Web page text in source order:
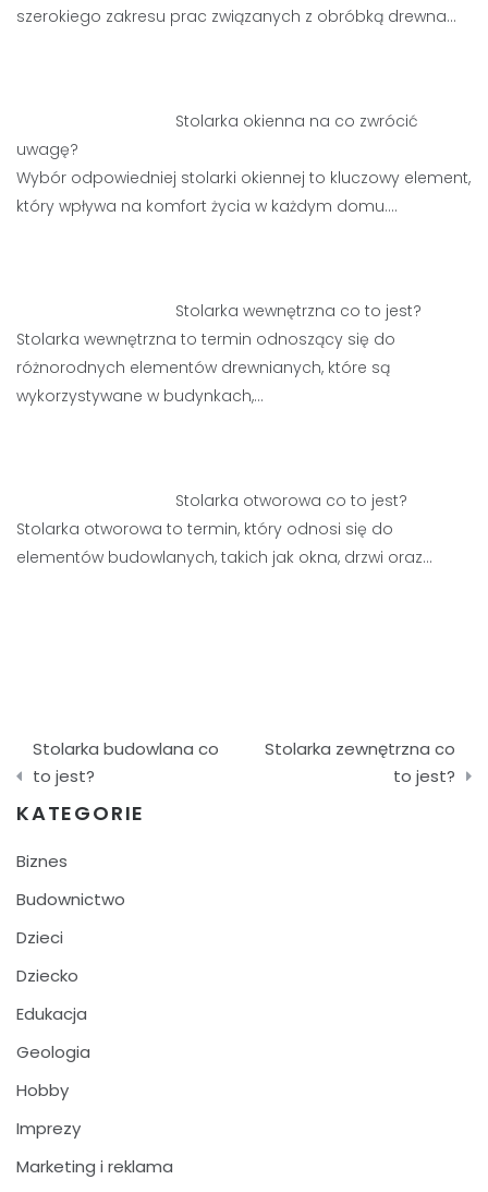
szerokiego zakresu prac związanych z obróbką drewna…
Stolarka okienna na co zwrócić
uwagę?
Wybór odpowiedniej stolarki okiennej to kluczowy element,
który wpływa na komfort życia w każdym domu.…
Stolarka wewnętrzna co to jest?
Stolarka wewnętrzna to termin odnoszący się do
różnorodnych elementów drewnianych, które są
wykorzystywane w budynkach,…
Stolarka otworowa co to jest?
Stolarka otworowa to termin, który odnosi się do
elementów budowlanych, takich jak okna, drzwi oraz…
Nawigacja
wpisu
Stolarka budowlana co
to jest?
Stolarka zewnętrzna co
to jest?
KATEGORIE
Biznes
Budownictwo
Dzieci
Dziecko
Edukacja
Geologia
Hobby
Imprezy
Marketing i reklama